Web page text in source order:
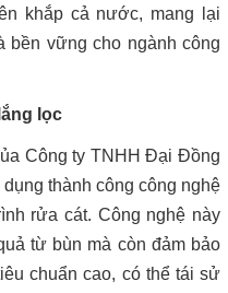
khắp cả nước, mang lại
bền vững cho ngành công
lọc
Công ty TNHH Đại Đồng
thành công công nghệ
rửa cát. Công nghệ này
từ bùn mà còn đảm bảo
chuẩn cao, có thể tái sử